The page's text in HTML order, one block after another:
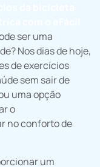
ser uma
Nos dias de hoje,
de exercícios
sem sair de
uma opção
o
no conforto de
um